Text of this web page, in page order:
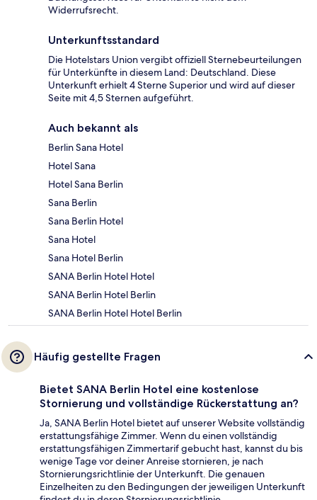
Widerrufsrecht.
Unterkunftsstandard
Die Hotelstars Union vergibt offiziell Sternebeurteilungen
für Unterkünfte in diesem Land: Deutschland. Diese
Unterkunft erhielt 4 Sterne Superior und wird auf dieser
Seite mit 4,5 Sternen aufgeführt.
Auch bekannt als
Berlin Sana Hotel
Hotel Sana
Hotel Sana Berlin
Sana Berlin
Sana Berlin Hotel
Sana Hotel
Sana Hotel Berlin
SANA Berlin Hotel Hotel
SANA Berlin Hotel Berlin
SANA Berlin Hotel Hotel Berlin
Häufig gestellte Fragen
Bietet SANA Berlin Hotel eine kostenlose
Stornierung und vollständige Rückerstattung an?
Ja, SANA Berlin Hotel bietet auf unserer Website vollständig
erstattungsfähige Zimmer. Wenn du einen vollständig
erstattungsfähigen Zimmertarif gebucht hast, kannst du bis
wenige Tage vor deiner Anreise stornieren, je nach
Stornierungsrichtlinie der Unterkunft. Die genauen
Einzelheiten zu den Bedingungen der jeweiligen Unterkunft